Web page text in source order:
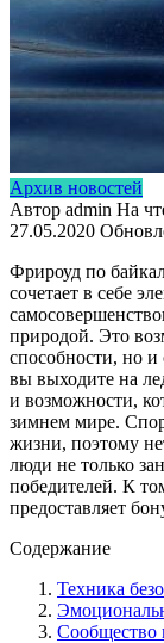
Архив новостей
Автор admin На
27.05.2020
Фрироуд по
сочетает в себе
природой. Это
способности, но
вы выходите на
и возможности,
зимнем мире.
жизни, поэтому
люди не только
победителей. К
предоставляет
Содержание
Техника